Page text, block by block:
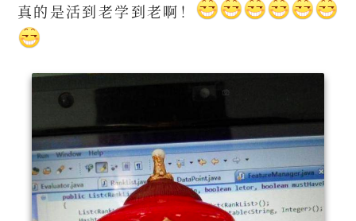
真的是活到老学到老啊！